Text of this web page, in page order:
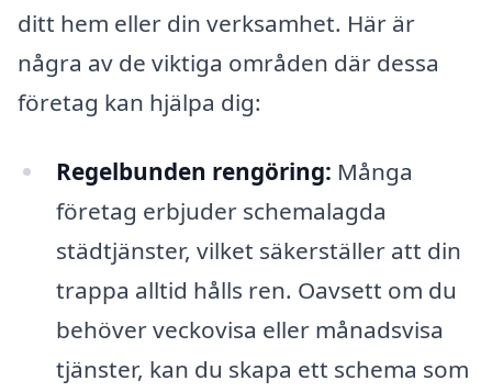
ditt hem eller din verksamhet. Här är
några av de viktiga områden där dessa
företag kan hjälpa dig:
Regelbunden rengöring: Många
företag erbjuder schemalagda
städtjänster, vilket säkerställer att din
trappa alltid hålls ren. Oavsett om du
behöver veckovisa eller månadsvisa
tjänster, kan du skapa ett schema som